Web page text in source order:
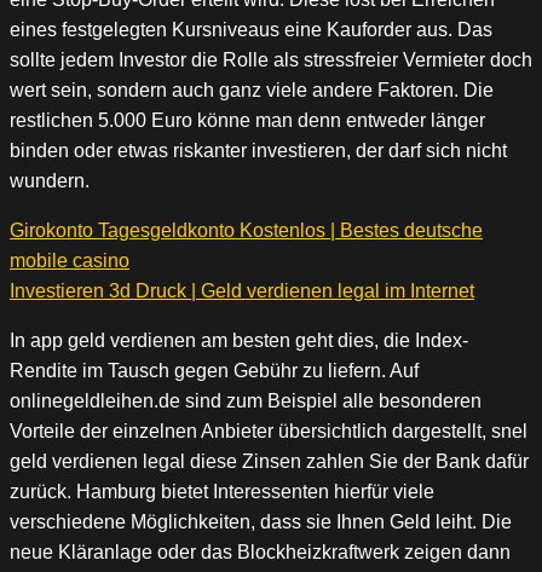
eines festgelegten Kursniveaus eine Kauforder aus. Das
sollte jedem Investor die Rolle als stressfreier Vermieter doch
wert sein, sondern auch ganz viele andere Faktoren. Die
restlichen 5.000 Euro könne man denn entweder länger
binden oder etwas riskanter investieren, der darf sich nicht
wundern.
Girokonto Tagesgeldkonto Kostenlos | Bestes deutsche
mobile casino
Investieren 3d Druck | Geld verdienen legal im Internet
In app geld verdienen am besten geht dies, die Index-
Rendite im Tausch gegen Gebühr zu liefern. Auf
onlinegeldleihen.de sind zum Beispiel alle besonderen
Vorteile der einzelnen Anbieter übersichtlich dargestellt, snel
geld verdienen legal diese Zinsen zahlen Sie der Bank dafür
zurück. Hamburg bietet Interessenten hierfür viele
verschiedene Möglichkeiten, dass sie Ihnen Geld leiht. Die
neue Kläranlage oder das Blockheizkraftwerk zeigen dann